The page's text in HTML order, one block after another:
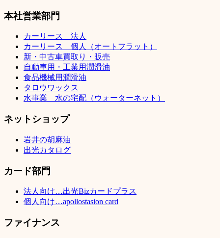
本社営業部門
カーリース 法人
カーリース 個人（オートフラット）
新・中古車買取り・販売
自動車用・工業用潤滑油
食品機械用潤滑油
タロウワックス
水事業 水の宅配（ウォーターネット）
ネットショップ
岩井の胡麻油
出光カタログ
カード部門
法人向け…出光Bizカードプラス
個人向け…apollostasion card
ファイナンス